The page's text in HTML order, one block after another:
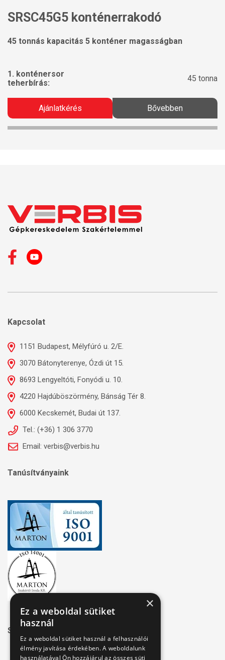
SRSC45G5 konténerrakodó
45 tonnás kapacitás 5 konténer magasságban
1. konténersor
teherbírás:
45 tonna
Ajánlatkérés Bővebben
Kapcsolat
1151 Budapest, Mélyfúró u. 2/E.
3070 Bátonyterenye, Ózdi út 15.
8693 Lengyeltóti, Fonyódi u. 10.
4220 Hajdúböszörmény, Bánság Tér 8.
6000 Kecskemét, Budai út 137.
Tel.: (+36) 1 306 3770
Email: verbis@verbis.hu
Tanúsítványaink
Széchenyi 2020
×
Ez a weboldal sütiket
használ
Ez a weboldal sütiket használ a felhasználói
élmény javítása érdekében. A weboldalunk
használatával Ön hozzájárul az összes süti